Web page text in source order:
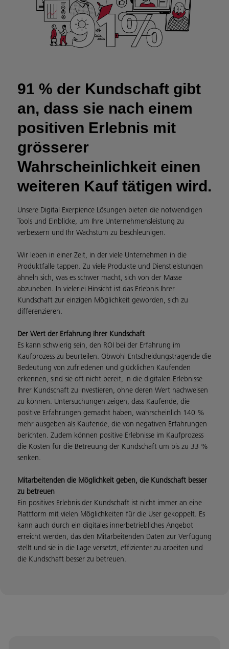
91 % der Kundschaft gibt
an, dass sie nach einem
positiven Erlebnis mit
grösserer
Wahrscheinlichkeit einen
weiteren Kauf tätigen wird.
Unsere Digital Exerpience Lösungen bieten die notwendigen
Tools und Einblicke, um Ihre Unternehmensleistung zu
verbessern und Ihr Wachstum zu beschleunigen.
Wir leben in einer Zeit, in der viele Unternehmen in die
Produktfalle tappen. Zu viele Produkte und Dienstleistungen
ähneln sich, was es schwer macht, sich von der Masse
abzuheben. In vielerlei Hinsicht ist das Erlebnis Ihrer
Kundschaft zur einzigen Möglichkeit geworden, sich zu
differenzieren.
Der Wert der Erfahrung Ihrer Kundschaft
Es kann schwierig sein, den ROI bei der Erfahrung im
Kaufprozess zu beurteilen. Obwohl Entscheidungstragende die
Bedeutung von zufriedenen und glücklichen Kaufenden
erkennen, sind sie oft nicht bereit, in die digitalen Erlebnisse
Ihrer Kundschaft zu investieren, ohne deren Wert nachweisen
zu können. Untersuchungen zeigen, dass Kaufende, die
positive Erfahrungen gemacht haben, wahrscheinlich 140 %
mehr ausgeben als Kaufende, die von negativen Erfahrungen
berichten. Zudem können positive Erlebnisse im Kaufprozess
die Kosten für die Betreuung der Kundschaft um bis zu 33 %
senken.
Mitarbeitenden die Möglichkeit geben, die Kundschaft besser
zu betreuen
Ein positives Erlebnis der Kundschaft ist nicht immer an eine
Plattform mit vielen Möglichkeiten für die User gekoppelt. Es
kann auch durch ein digitales innerbetriebliches Angebot
erreicht werden, das den Mitarbeitenden Daten zur Verfügung
stellt und sie in die Lage versetzt, effizienter zu arbeiten und
die Kundschaft besser zu betreuen.